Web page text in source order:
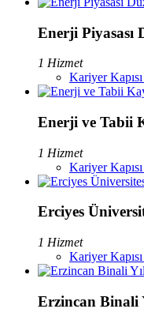
Enerji Piyasası
1 Hizmet
Kariyer
Enerji ve Tabii
1 Hizmet
Kariyer
Erciyes
1 Hizmet
Kariyer
Erzincan Binali